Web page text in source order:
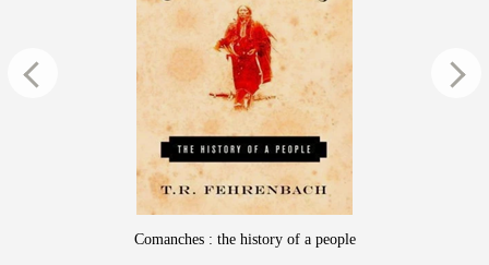
放時間：08:00 ～ 22:00施工期間請多
一閱覽室及6604會議室，謝謝大家的
2026/6/29(一)至9/6(日)暑假期間兩校
項服務時間兩校區圖書館：週一至週
16:00；週六日不開館兩校區非書資料
至週四 8:00-16:00；週五、週六日不
第二閱覽室：不開放(依據東吳大學空
員會 114 學年度第 1 學期會議決議，
度暑假起，第二閱覽室由巨量資料管
理運用。如有閱覽席位需求，請多加
閱覽室及圖書館。)外雙溪第一閱覽室
週日&nbsp;8:00-22:00城區第一閱覽
2026/07/13
Comanches : the history of a people